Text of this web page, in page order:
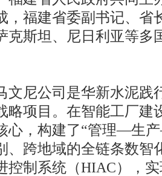
，福建省委副书记、省
克斯坦、尼日利亚等多
尼公司是华新水泥践
略项目。在智能工厂建
心，构建了“管理—生
、跨地域的全链条数智
控制系统（HIAC），